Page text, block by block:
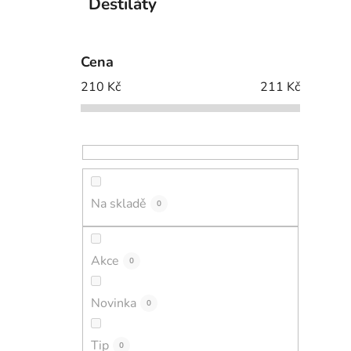
Cena
210 Kč 211 Kč
Na skladě 0
Akce 0
Novinka 0
Tip 0